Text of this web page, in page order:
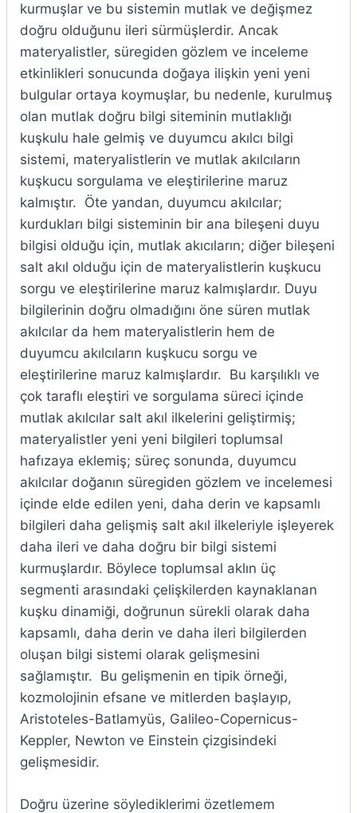
kurmuşlar ve bu sistemin mutlak ve değişmez
doğru olduğunu ileri sürmüşlerdir. Ancak
materyalistler, süregiden gözlem ve inceleme
etkinlikleri sonucunda doğaya ilişkin yeni yeni
bulgular ortaya koymuşlar, bu nedenle, kurulmuş
olan mutlak doğru bilgi siteminin mutlaklığı
kuşkulu hale gelmiş ve duyumcu akılcı bilgi
sistemi, materyalistlerin ve mutlak akılcıların
kuşkucu sorgulama ve eleştirilerine maruz
kalmıştır. Öte yandan, duyumcu akılcılar;
kurdukları bilgi sisteminin bir ana bileşeni duyu
bilgisi olduğu için, mutlak akıcıların; diğer bileşeni
salt akıl olduğu için de materyalistlerin kuşkucu
sorgu ve eleştirilerine maruz kalmışlardır. Duyu
bilgilerinin doğru olmadığını öne süren mutlak
akılcılar da hem materyalistlerin hem de
duyumcu akılcıların kuşkucu sorgu ve
eleştirilerine maruz kalmışlardır. Bu karşılıklı ve
çok taraflı eleştiri ve sorgulama süreci içinde
mutlak akılcılar salt akıl ilkelerini geliştirmiş;
materyalistler yeni yeni bilgileri toplumsal
hafızaya eklemiş; süreç sonunda, duyumcu
akılcılar doğanın süregiden gözlem ve incelemesi
içinde elde edilen yeni, daha derin ve kapsamlı
bilgileri daha gelişmiş salt akıl ilkeleriyle işleyerek
daha ileri ve daha doğru bir bilgi sistemi
kurmuşlardır. Böylece toplumsal aklın üç
segmenti arasındaki çelişkilerden kaynaklanan
kuşku dinamiği, doğrunun sürekli olarak daha
kapsamlı, daha derin ve daha ileri bilgilerden
oluşan bilgi sistemi olarak gelişmesini
sağlamıştır. Bu gelişmenin en tipik örneği,
kozmolojinin efsane ve mitlerden başlayıp,
Aristoteles-Batlamyüs, Galileo-Copernicus-
Keppler, Newton ve Einstein çizgisindeki
gelişmesidir.
Doğru üzerine söylediklerimi özetlemem